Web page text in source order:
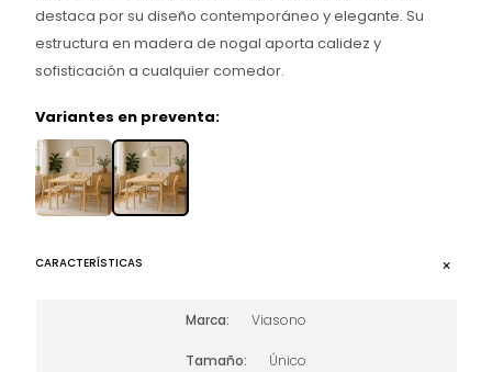
destaca por su diseño contemporáneo y elegante. Su
estructura en madera de nogal aporta calidez y
sofisticación a cualquier comedor.
Variantes en preventa:
CARACTERÍSTICAS
Marca Viasono
Tamaño Único